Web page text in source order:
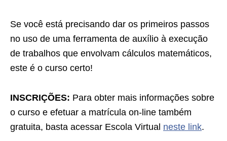
Se você está precisando dar os primeiros passos
no uso de uma ferramenta de auxílio à execução
de trabalhos que envolvam cálculos matemáticos,
este é o curso certo!
INSCRIÇÕES: Para obter mais informações sobre
o curso e efetuar a matrícula on-line também
gratuita, basta acessar Escola Virtual neste link.